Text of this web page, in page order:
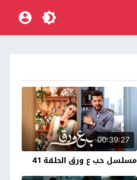
00:39:27
مسلسل حب ع ورق الحلقة 41